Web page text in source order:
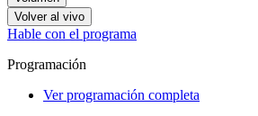
Volver al vivo
Hable con el programa
Programación
Ver programación completa